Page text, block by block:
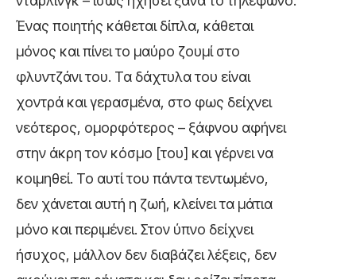
Ένας ποιητής κάθεται δίπλα, κάθεται
μόνος και πίνει το μαύρο ζουμί στο
φλυντζάνι του. Τα δάχτυλα του είναι
χοντρά και γερασμένα, στο φως δείχνει
νεότερος, ομορφότερος – ξάφνου αφήνει
στην άκρη τον κόσμο [του] και γέρνει να
κοιμηθεί. Το αυτί του πάντα τεντωμένο,
δεν χάνεται αυτή η ζωή, κλείνει τα μάτια
μόνο και περιμένει. Στον ύπνο δείχνει
ήσυχος, μάλλον δεν διαβάζει λέξεις, δεν